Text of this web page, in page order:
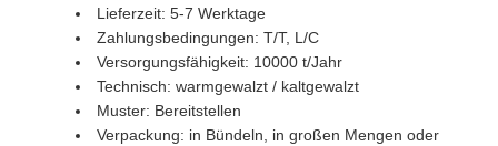
Lieferzeit: 5-7 Werktage
Zahlungsbedingungen: T/T, L/C
Versorgungsfähigkeit: 10000 t/Jahr
Technisch: warmgewalzt / kaltgewalzt
Muster: Bereitstellen
Verpackung: in Bündeln, in großen Mengen oder